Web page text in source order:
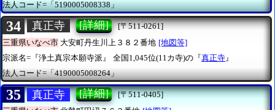
法人コード=「5190005008338」
34 真正寺 [詳細]
[〒511-0261]
三重県いなべ市 大安町丹生川上３８２番地 [地図等]
宗派名=『浄土真宗本願寺派』
全国1,045位(11カ寺)の『真正寺 』
法人コード=「4190005008264」
35 真正寺 [詳細]
[〒511-0405]